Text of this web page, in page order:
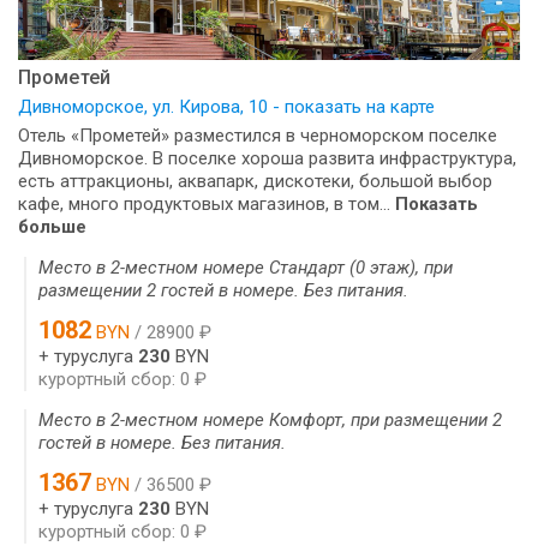
Прометей
Дивноморское, ул. Кирова, 10 - показать на карте
Отель «Прометей» разместился в черноморском поселке
Дивноморское. В поселке хороша развита инфраструктура,
есть аттракционы, аквапарк, дискотеки, большой выбор
кафе, много продуктовых магазинов, в том... Показать
больше
Место в 2-местном номере Стандарт (0 этаж), при
размещении 2 гостей в номере. Без питания.
1082 BYN / 28900 ₽
+ туруслуга 230 BYN
курортный сбор: 0 ₽
Место в 2-местном номере Комфорт, при размещении 2
гостей в номере. Без питания.
1367 BYN / 36500 ₽
+ туруслуга 230 BYN
курортный сбор: 0 ₽